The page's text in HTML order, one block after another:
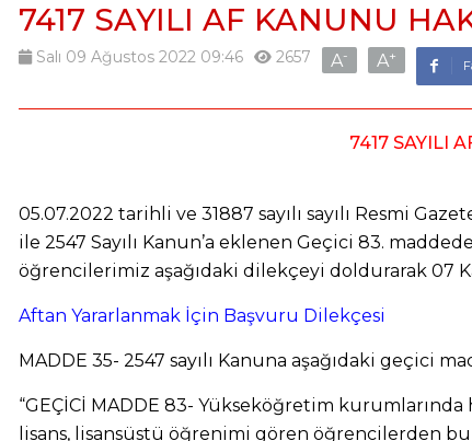
7417 SAYILI AF KANUNU
Salı 09 Ağustos 2022 09:46 2657 A- A+
7417 SAYILI
05.07.2022 tarihli ve 31887 sayılı sayılı Resmi
ile 2547 Sayılı Kanun’a eklenen Geçici 83.
öğrencilerimiz aşağıdaki dilekçeyi doldurarak 07
Aftan Yararlanmak İçin Başvuru Dilekçesi
MADDE 35- 2547 sayılı Kanuna aşağıdaki geçici
“GEÇİCİ MADDE 83- Yükseköğretim
lisans, lisansüstü öğrenimi gören öğrencilerden